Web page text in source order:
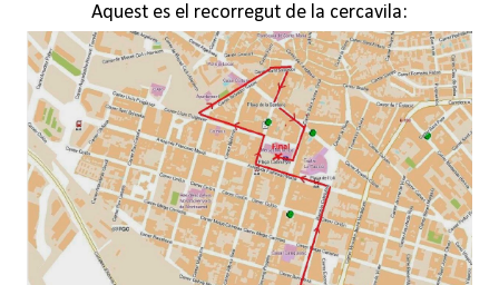
Aquest es el recorregut de la cercavila: